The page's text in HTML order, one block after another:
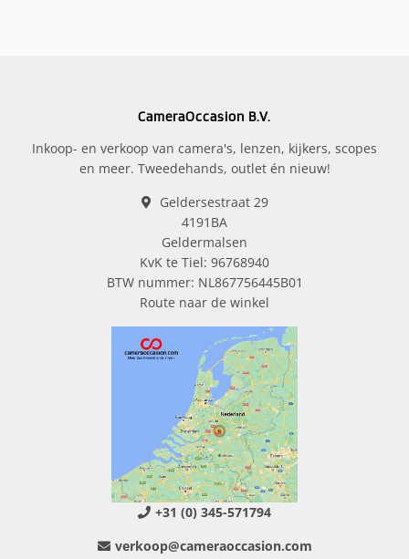
CameraOccasion B.V.
Inkoop- en verkoop van camera's, lenzen, kijkers, scopes
en meer. Tweedehands, outlet én nieuw!
Geldersestraat 29
4191BA
Geldermalsen
KvK te Tiel: 96768940
BTW nummer: NL867756445B01
Route naar de winkel
+31 (0) 345-571794
verkoop@cameraoccasion.com